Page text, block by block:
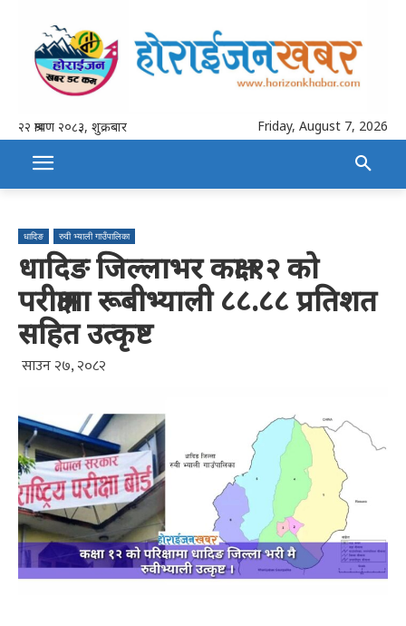
२२ श्रावण २०८३, शुक्रबार Friday, August 7, 2026
धादिङ रुवी भ्याली गाउँपालिका
धादिङ जिल्लाभर कक्षा १२ को
परीक्षामा रूबीभ्याली ८८.८८ प्रतिशत
सहित उत्कृष्ट
साउन २७, २०८२